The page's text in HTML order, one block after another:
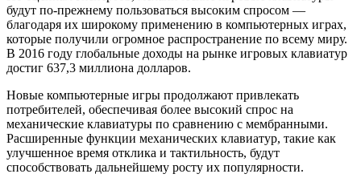
будут по-прежнему пользоваться высоким спросом —
благодаря их широкому применению в компьютерных играх,
которые получили огромное распространение по всему миру.
В 2016 году глобальные доходы на рынке игровых клавиатур
достиг 637,3 миллиона долларов.
Новые компьютерные игры продолжают привлекать
потребителей, обеспечивая более высокий спрос на
механические клавиатуры по сравнению с мембранными.
Расширенные функции механических клавиатур, такие как
улучшенное время отклика и тактильность, будут
способствовать дальнейшему росту их популярности.